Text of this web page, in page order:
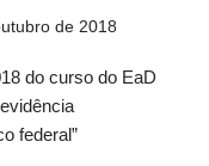
de 2018
do curso do EaD
federal”